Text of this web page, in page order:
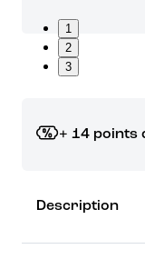
1
2
3
+ 14 points
rêver !
Découvrez les
Description